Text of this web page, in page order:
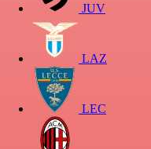
JUV
LAZ
LEC